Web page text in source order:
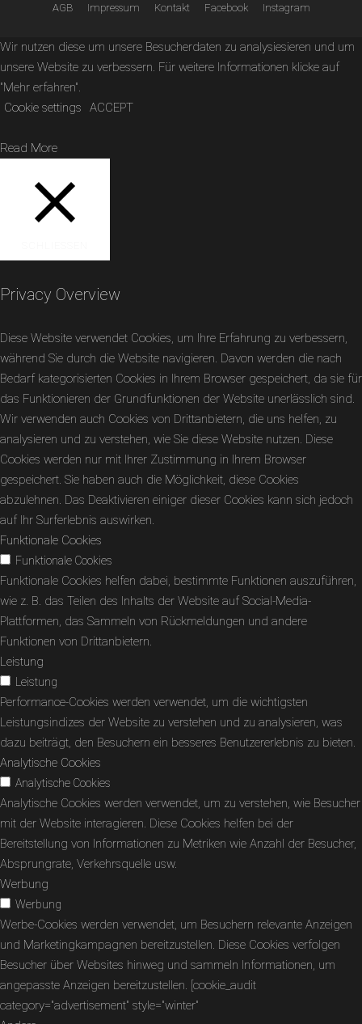
AGB Impressum Kontakt Facebook Instagram
Wir nutzen diese um unsere Besucherdaten zu analysiesieren und um
unsere Website zu verbessern. Für weitere Informationen klicke auf
"Mehr erfahren".
Cookie settings
ACCEPT
Read More
Privacy Overview
Diese Website verwendet Cookies, um Ihre Erfahrung zu verbessern,
während Sie durch die Website navigieren. Davon werden die nach
Bedarf kategorisierten Cookies in Ihrem Browser gespeichert, da sie für
das Funktionieren der Grundfunktionen der Website unerlässlich sind.
Wir verwenden auch Cookies von Drittanbietern, die uns helfen, zu
analysieren und zu verstehen, wie Sie diese Website nutzen. Diese
Cookies werden nur mit Ihrer Zustimmung in Ihrem Browser
gespeichert. Sie haben auch die Möglichkeit, diese Cookies
abzulehnen. Das Deaktivieren einiger dieser Cookies kann sich jedoch
auf Ihr Surferlebnis auswirken.
Funktionale Cookies
Funktionale Cookies
Funktionale Cookies helfen dabei, bestimmte Funktionen auszuführen,
wie z. B. das Teilen des Inhalts der Website auf Social-Media-
Plattformen, das Sammeln von Rückmeldungen und andere
Funktionen von Drittanbietern.
Leistung
Leistung
Performance-Cookies werden verwendet, um die wichtigsten
Leistungsindizes der Website zu verstehen und zu analysieren, was
dazu beiträgt, den Besuchern ein besseres Benutzererlebnis zu bieten.
Analytische Cookies
Analytische Cookies
Analytische Cookies werden verwendet, um zu verstehen, wie Besucher
mit der Website interagieren. Diese Cookies helfen bei der
Bereitstellung von Informationen zu Metriken wie Anzahl der Besucher,
Absprungrate, Verkehrsquelle usw.
Werbung
Werbung
Werbe-Cookies werden verwendet, um Besuchern relevante Anzeigen
und Marketingkampagnen bereitzustellen. Diese Cookies verfolgen
Besucher über Websites hinweg und sammeln Informationen, um
angepasste Anzeigen bereitzustellen. [cookie_audit
category="advertisement" style="winter"